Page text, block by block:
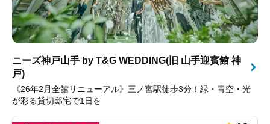
ニーズ神戸山手 by T&G WEDDING(旧 山手迎賓館 神
戸)
《26年2月全館リニューアル》三ノ宮駅徒歩3分！緑・青空・光
が彩る貸切邸宅で1日を